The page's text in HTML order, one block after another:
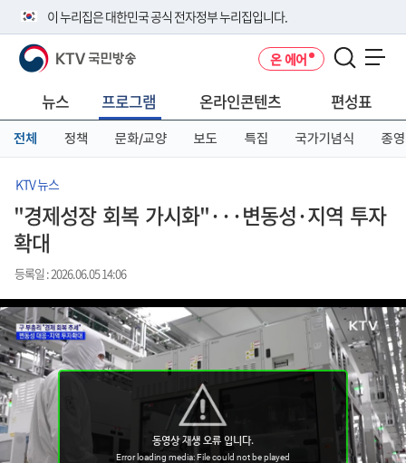
이 누리집은 대한민국 공식 전자정부 누리집입니다.
공식 누리집 주소 확인하기
니다.
이밖에 or.kr 또는 .kr등 다른 도메인 주소를 사용하고 있다면 아래 URL에
서 도메인 주소를 확인해 보세요
KTV 국민방송 온 에어
뉴스 프로그램 온라인콘텐츠 편성표
전체 정책 문화/교양 보도 특집 국가기념식 종영
KTV 뉴스
"경제성장 회복 가시화"···변동성·지역 투자
확대
등록일 : 2026.06.05 14:06